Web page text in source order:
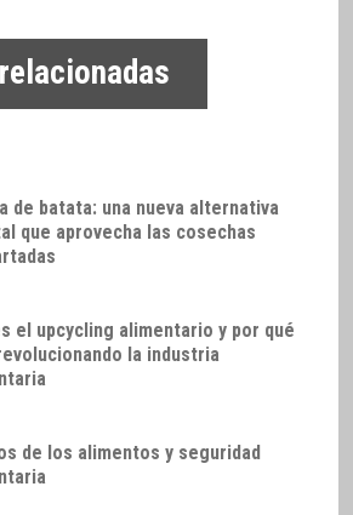
de batata: una nueva alternativa
que aprovecha las cosechas
el upcycling alimentario y por qué
la industria
de los alimentos y seguridad